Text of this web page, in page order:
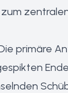
primäre